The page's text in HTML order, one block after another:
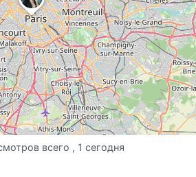
всего , 1 сегодня